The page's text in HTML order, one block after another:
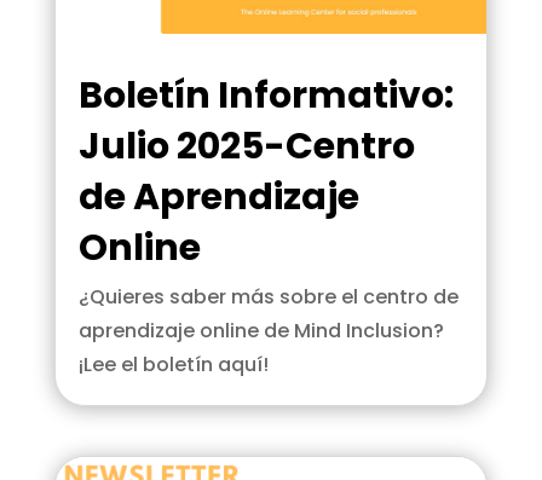
Boletín Informativo:
Julio 2025-Centro
de Aprendizaje
Online
¿Quieres saber más sobre el centro de
aprendizaje online de Mind Inclusion?
¡Lee el boletín aquí!